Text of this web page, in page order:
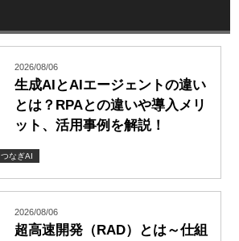
2026/08/06
生成AIとAIエージェントの違い
とは？RPAとの違いや導入メリ
ット、活用事例を解説！
つなぎAI
2026/08/06
超高速開発（RAD）とは～仕組